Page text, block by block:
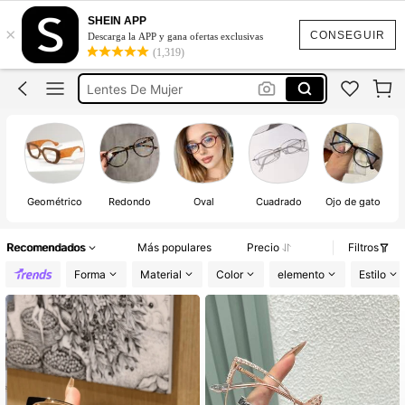
CONSEGUIR
×
SHEIN APP
Descarga la APP y gana ofertas exclusivas
(1,319)
Lentes Sin Aumento
Lentes
Lentes De Mujer
Gafas
Lentes Transparentes
Lentes Sin Aumento
Lentes
Geométrico Redondo Oval Cuadrado Ojo de gato
Recomendados Más populares Precio
Filtros
Forma
Material Color elemento Estilo